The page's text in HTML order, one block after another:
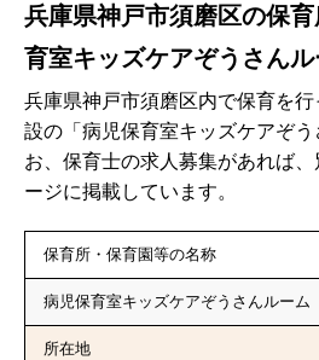
兵庫県神戸市須磨区の保
育室キッズケアぞうさん
兵庫県神戸市須磨区内で保育を
設の「病児保育室キッズケアぞ
お、保育士の求人募集があれば
ージに掲載しています。
保育所・保育園等の名称
病児保育室キッズケアぞうさんルーム
所在地